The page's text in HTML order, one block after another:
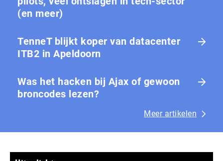
(en meer)
TenneT blijkt koper van datacenter
ITB2 in Apeldoorn
Was het hacken bij Ajax of gewoon
broncodes lezen?
Meer artikelen